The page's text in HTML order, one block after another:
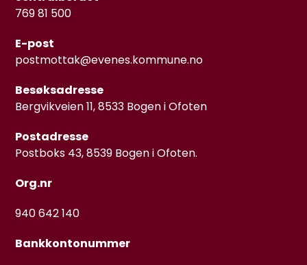
769 81 500
E-post
postmottak@evenes.kommune.no
Besøksadresse
Bergvikveien 11, 8533 Bogen i Ofoten
Postadresse
Postboks 43, 8539 Bogen i Ofoten.
Org.nr
940 642 140
Bankkontonummer